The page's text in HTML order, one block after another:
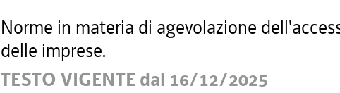
Norme in materia di agevolazione
delle imprese.
TESTO VIGENTE dal 16/12/2025